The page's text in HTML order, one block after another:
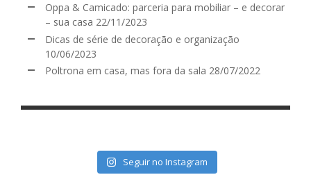
Oppa & Camicado: parceria para mobiliar – e decorar
– sua casa 22/11/2023
Dicas de série de decoração e organização
10/06/2023
Poltrona em casa, mas fora da sala 28/07/2022
Seguir no Instagram